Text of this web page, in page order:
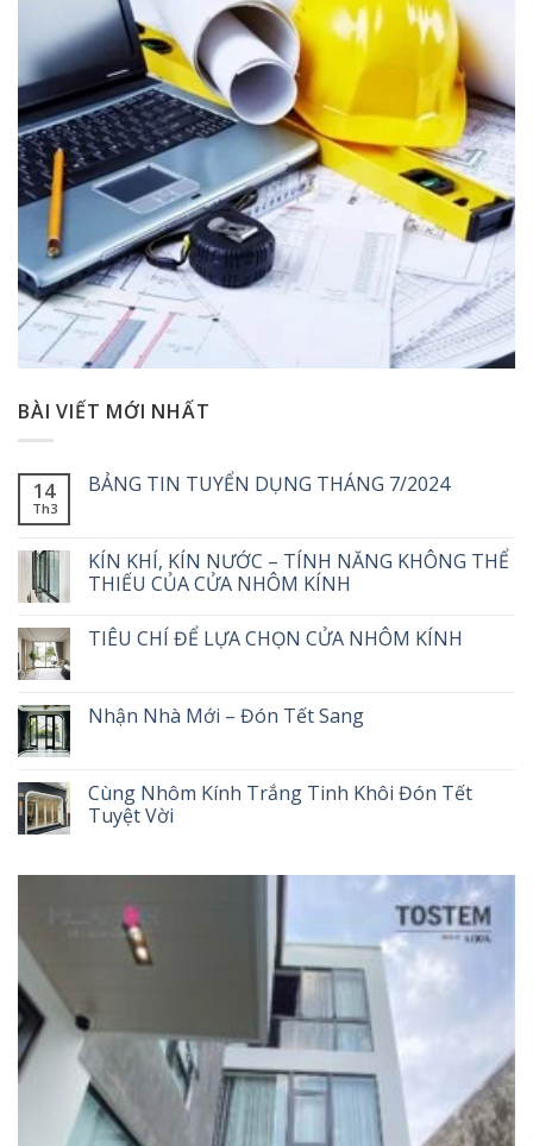
BÀI VIẾT MỚI NHẤT
14
Th3
BẢNG TIN TUYỂN DỤNG THÁNG 7/2024
KÍN KHÍ, KÍN NƯỚC – TÍNH NĂNG KHÔNG THỂ
THIẾU CỦA CỬA NHÔM KÍNH
TIÊU CHÍ ĐỂ LỰA CHỌN CỬA NHÔM KÍNH
Nhận Nhà Mới – Đón Tết Sang
Cùng Nhôm Kính Trắng Tinh Khôi Đón Tết
Tuyệt Vời